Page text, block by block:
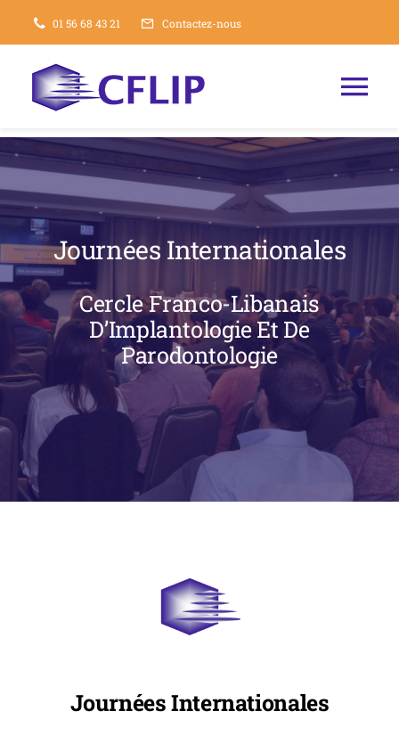
Passer
contenu
01 56 68 43 21 Contactez-nous
Accueil
Organisation
Conférences
Tarifs des conférences
Contactez-nous
Journées Internationales
Cercle Franco-Libanais
D’Implantologie Et De
Parodontologie
Journées Internationales